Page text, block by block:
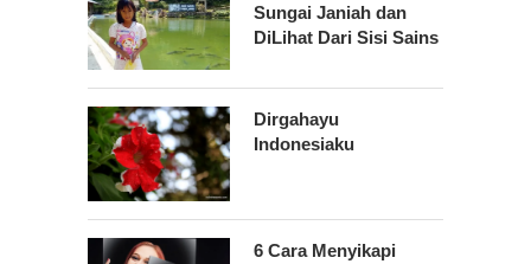
Sungai Janiah dan
DiLihat Dari Sisi Sains
Dirgahayu
Indonesiaku
6 Cara Menyikapi